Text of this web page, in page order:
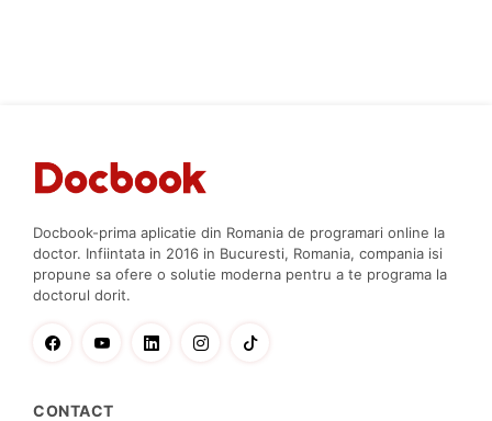
Docbook-prima aplicatie din Romania de programari online la
doctor. Infiintata in 2016 in Bucuresti, Romania, compania isi
propune sa ofere o solutie moderna pentru a te programa la
doctorul dorit.
CONTACT